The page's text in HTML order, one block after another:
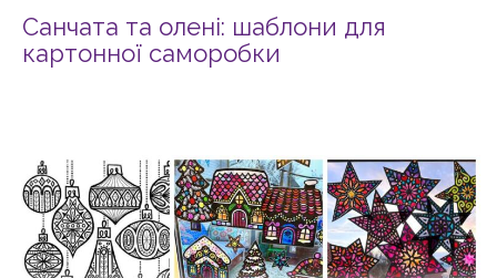
Санчата та олені: шаблони для
картонної саморобки